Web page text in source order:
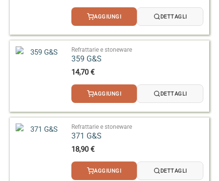
AGGIUNGI DETTAGLI
Refrattarie e stoneware
359 G&S
14,70€
AGGIUNGI DETTAGLI
Refrattarie e stoneware
371 G&S
18,90€
AGGIUNGI DETTAGLI